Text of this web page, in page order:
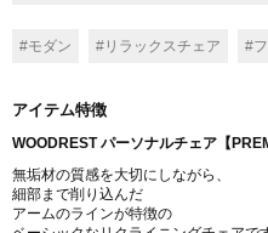
#モダン #リラックスチェア #
アイテム特徴
WOODREST パーソナルチェア【
無垢材の質感を大切にしながら、
細部まで削り込んだ
アームのラインが特徴の